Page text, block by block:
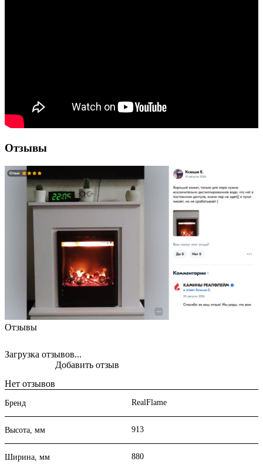
Отзывы
Отзывы
Загрузка отзывов...
Нет отзывов
Добавить отзыв
Бренд RealFlame
Высота, мм 913
Ширина, мм 880